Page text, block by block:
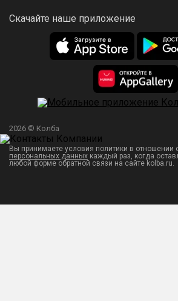
Скачайте наше приложение
2026 © Колба
Вы принимаете условия политики в отношении
персональных данных каждый раз, когда
любой форме обратной связи на сайте kolba.ru.